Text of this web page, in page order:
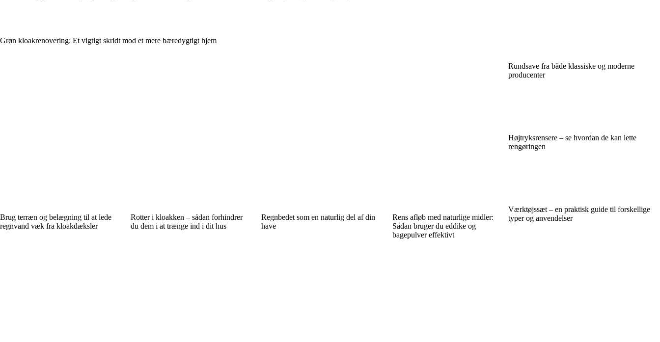
Grøn kloakrenovering: Et vigtigt skridt mod et mere bæredygtigt hjem
Brug terræn og belægning til at lede
regnvand væk fra kloakdæksler
Rotter i kloakken – sådan forhindrer
du dem i at trænge ind i dit hus
Regnbedet som en naturlig del af din
have
Rens afløb med naturlige midler:
Sådan bruger du eddike og
bagepulver effektivt
Rundsave fra både klassiske og moderne
producenter
Højtryksrensere – se hvordan de kan lette
rengøringen
Værktøjssæt – en praktisk guide til forskellige
typer og anvendelser